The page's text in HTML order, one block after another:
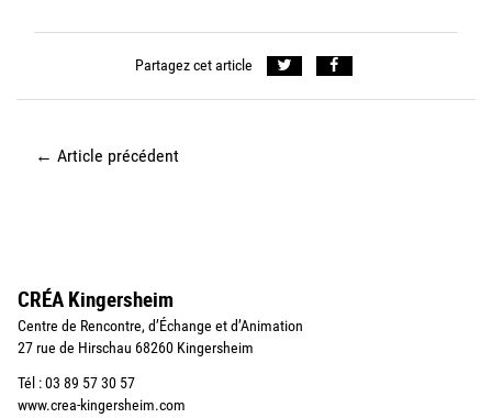
Partagez cet article
← Article précédent
CRÉA Kingersheim
Centre de Rencontre, d’Échange et d’Animation
27 rue de Hirschau 68260 Kingersheim
Tél : 03 89 57 30 57
www.crea-kingersheim.com